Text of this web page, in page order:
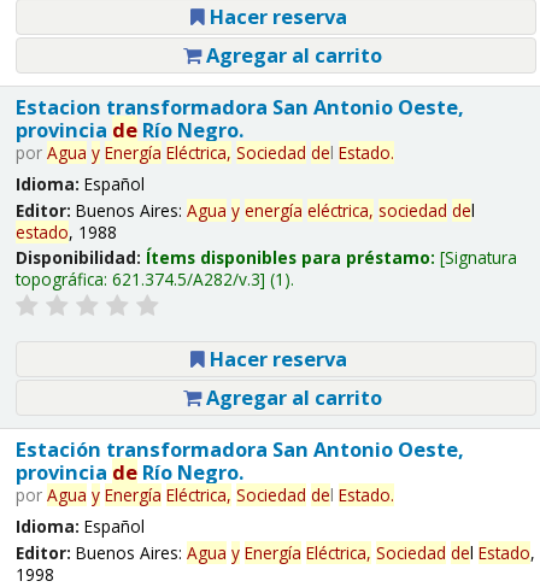
Hacer reserva
Agregar al carrito
Estacion transformadora San Antonio Oeste,
provincia deRío Negro.
por Agua y Energía Eléctrica, Sociedad del Estado.
Idioma: Español
Editor: Buenos Aires: Agua y energía eléctrica, sociedad del
estado, 1988
Disponibilidad: Ítems disponibles para préstamo: Signatura
topográfica: 621.374.5/A282/v.3 (1).
Hacer reserva
Agregar al carrito
Estación transformadora San Antonio Oeste,
provincia deRío Negro.
por Agua y Energía Eléctrica, Sociedad del Estado.
Idioma: Español
Editor: Buenos Aires: Agua y Energía Eléctrica, Sociedad del Estado,
1998